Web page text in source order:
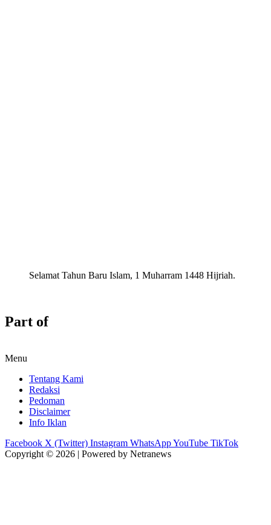
Selamat Tahun Baru Islam, 1 Muharram 1448 Hijriah.
Part of
Menu
Tentang Kami
Redaksi
Pedoman
Disclaimer
Info Iklan
Facebook X (Twitter) Instagram WhatsAppYouTube TikTok
Copyright © 2026 | Powered by Netranews